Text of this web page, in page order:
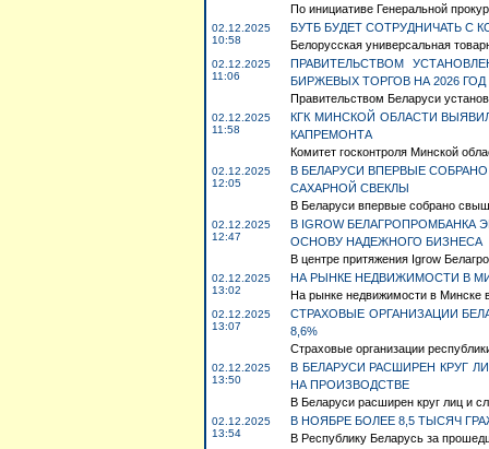
По инициативе Генеральной
02.12.2025
10:58
БУТБ БУДЕТ СОТРУДНИЧАТЬ С
Белорусская универсальная
02.12.2025
11:06
ПРАВИТЕЛЬСТВОМ
БИРЖЕВЫХ ТОРГОВ НА 2026 ГОД
Правительством Беларуси
02.12.2025
11:58
КГК МИНСКОЙ ОБЛАСТИ
КАПРЕМОНТА
Комитет госконтроля Минской
02.12.2025
12:05
В БЕЛАРУСИ ВПЕРВЫЕ
САХАРНОЙ СВЕКЛЫ
В Беларуси впервые собрано
02.12.2025
12:47
В IGROW
ОСНОВУ НАДЕЖНОГО БИЗНЕСА
В центре притяжения Igrow
02.12.2025
13:02
НА РЫНКЕ НЕДВИЖИМОСТИ В
На рынке недвижимости в Минске
02.12.2025
13:07
СТРАХОВЫЕ ОРГАНИЗАЦИИ
8,6%
Страховые организации
02.12.2025
13:50
В БЕЛАРУСИ РАСШИРЕН КРУГ
НА ПРОИЗВОДСТВЕ
В Беларуси расширен круг лиц и
02.12.2025
13:54
В НОЯБРЕ БОЛЕЕ 8,5 ТЫСЯЧ
В Республику Беларусь за